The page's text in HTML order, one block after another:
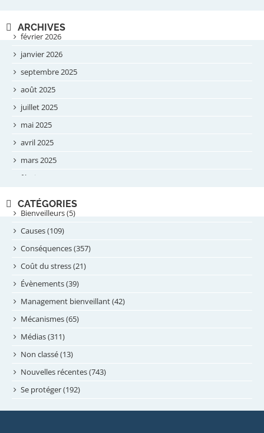
ARCHIVES
février 2026
janvier 2026
septembre 2025
août 2025
juillet 2025
mai 2025
avril 2025
mars 2025
février 2025
septembre 2024
août 2024
juillet 2024
juin 2024
mai 2024
avril 2024
février 2024
janvier 2024
novembre 2023
octobre 2023
septembre 2023
CATÉGORIES
Bienveilleurs (5)
Causes (109)
Conséquences (357)
Coût du stress (21)
Évènements (39)
Management bienveillant (42)
Mécanismes (65)
Médias (311)
Non classé (13)
Nouvelles récentes (743)
Se protéger (192)